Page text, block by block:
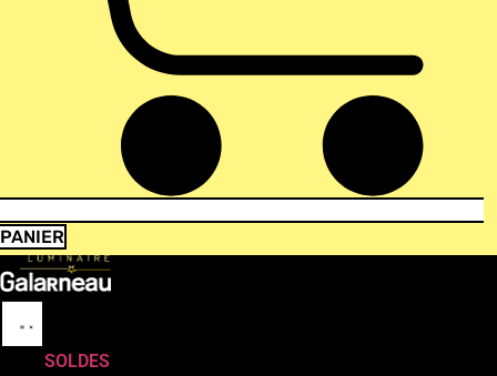
PANIER
SOLDES